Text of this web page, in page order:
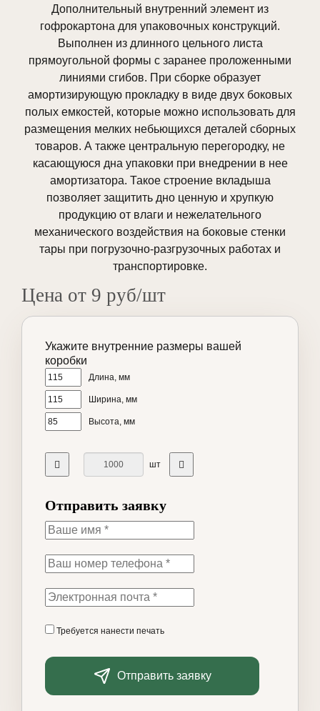
Дополнительный внутренний элемент из
гофрокартона для упаковочных конструкций.
Выполнен из длинного цельного листа
прямоугольной формы с заранее проложенными
линиями сгибов. При сборке образует
амортизирующую прокладку в виде двух боковых
полых емкостей, которые можно использовать для
размещения мелких небьющихся деталей сборных
товаров. А также центральную перегородку, не
касающуюся дна упаковки при внедрении в нее
амортизатора. Такое строение вкладыша
позволяет защитить дно ценную и хрупкую
продукцию от влаги и нежелательного
механического воздействия на боковые стенки
тары при погрузочно-разгрузочных работах и
транспортировке.
Цена от 9 руб/шт
Укажите внутренние размеры вашей
коробки
Длина, мм
Ширина, мм
Высота, мм
шт
Отправить заявку
Требуется нанести печать
Отправить заявку